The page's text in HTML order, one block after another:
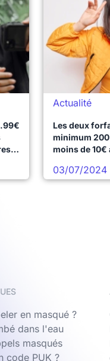
Actualité
Les deux
minimum 200
moins de 10€
03/07/2024
en masqué ?
dans l'eau
masqués
code PUK ?